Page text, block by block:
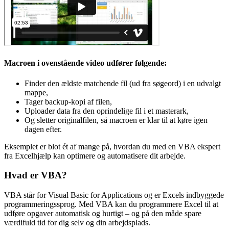
Macroen i ovenstående video udfører følgende:
Finder den ældste matchende fil (ud fra søgeord) i en udvalgt
mappe,
Tager backup-kopi af filen,
Uploader data fra den oprindelige fil i et masterark,
Og sletter originalfilen, så macroen er klar til at køre igen
dagen efter.
Eksemplet er blot ét af mange på, hvordan du med en VBA ekspert
fra Excelhjælp kan optimere og automatisere dit arbejde.
Hvad er VBA?
VBA står for Visual Basic for Applications og er Excels indbyggede
programmeringssprog. Med VBA kan du programmere Excel til at
udføre opgaver automatisk og hurtigt – og på den måde spare
værdifuld tid for dig selv og din arbejdsplads.